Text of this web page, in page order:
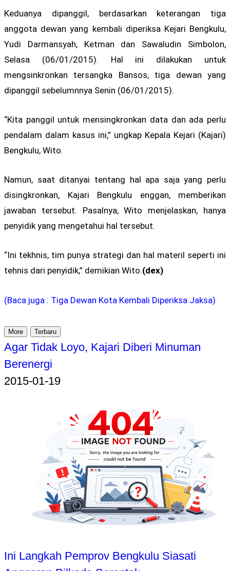
Keduanya dipanggil, berdasarkan keterangan tiga
anggota dewan yang kembali diperiksa Kejari Bengkulu,
Yudi Darmansyah, Ketman dan Sawaludin Simbolon,
Selasa (06/01/2015). Hal ini dilakukan untuk
mengsinkronkan tersangka Bansos, tiga dewan yang
dipanggil sebelumnnya Senin (06/01/2015).
“Kita panggil untuk mensingkronkan data dan ada perlu
pendalam dalam kasus ini,” ungkap Kepala Kejari (Kajari)
Bengkulu, Wito.
Namun, saat ditanyai tentang hal apa saja yang perlu
disingkronkan, Kajari Bengkulu enggan, memberikan
jawaban tersebut. Pasalnya, Wito menjelaskan, hanya
penyidik yang mengetahui hal tersebut.
“Ini tekhnis, tim punya strategi dan hal materil seperti ini
tehnis dari penyidik,” demikian Wito.(dex)
(Baca juga : Tiga Dewan Kota Kembali Diperiksa Jaksa)
More Terbaru
Agar Tidak Loyo, Kajari Diberi Minuman
Berenergi
2015-01-19
Ini Langkah Pemprov Bengkulu Siasati